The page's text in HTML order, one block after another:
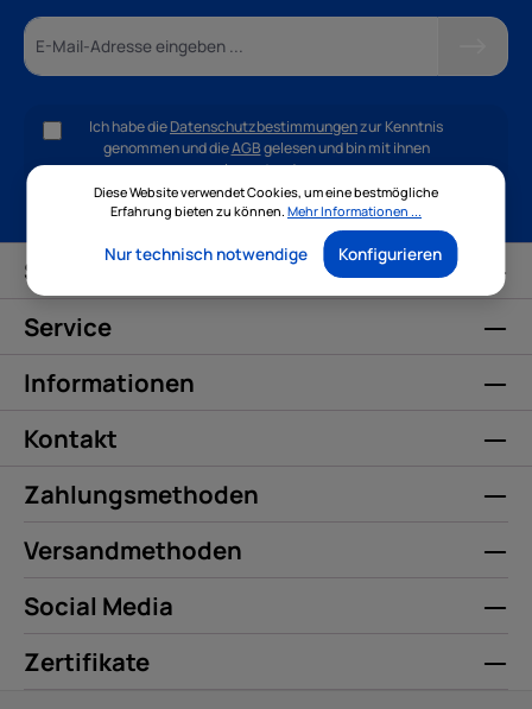
Ich habe dieDatenschutzbestimmungenzur Kenntnis
genommen und dieAGBgelesen und bin mit ihnen
einverstanden.
Service-Hotline
Service
Informationen
Kontakt
Zahlungsmethoden
Versandmethoden
Social Media
Zertifikate
Diese Website verwendet Cookies, um eine bestmögliche
Erfahrung bieten zu können. Mehr Informationen ...
Nur technisch notwendige Konfigurieren